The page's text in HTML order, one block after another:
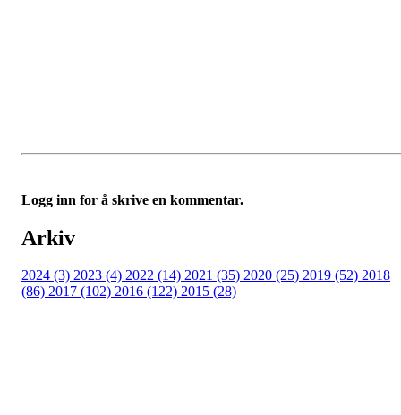
Logg inn for å skrive en kommentar.
Arkiv
2024 (3) 2023 (4) 2022 (14) 2021 (35) 2020 (25) 2019 (52) 2018
(86) 2017 (102) 2016 (122) 2015 (28)